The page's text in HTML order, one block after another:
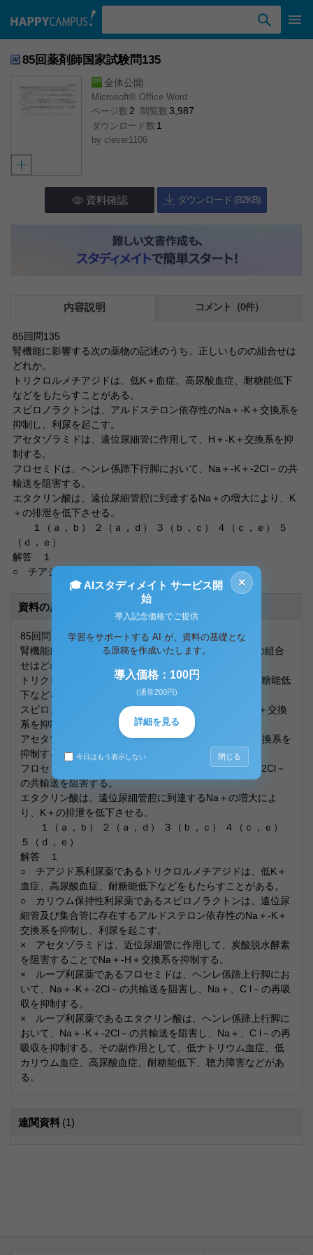
85回薬剤師国家試験問135
全体公開
Microsoft® Office Word
ページ数 2 閲覧数 3,987
ダウンロード数 1
by clever1106
資料確認 ダウンロード (82KB)
内容説明 コメント（0件）
85回問135
腎機能に影響する次の薬物の記述のうち、正しいものの組合せは
どれか。
トリクロルメチアジドは、低K＋血症、高尿酸血症、耐糖能低下
などをもたらすことがある。
スピロノラクトンは、アルドステロン依存性のNa＋-K＋交換系を
抑制し、利尿を起こす。
アセタゾラミドは、遠位尿細管に作用して、H＋-K＋交換系を抑
制する。
フロセミドは、ヘンレ係蹄下行脚において、Na＋-K＋-2Cl－の共
輸送を阻害する。
エタクリン酸は、遠位尿細管腔に到達するNa＋の増大により、K
＋の排泄を低下させる。
１（ａ，ｂ） ２（ａ，ｄ） ３（ｂ，ｃ） ４（ｃ，ｅ） ５
（ｄ，ｅ）
解答 １
○ チアジド系利尿薬で
資料の原本内容
85回問135
腎機能に影響する次の薬物の記述のうち、正しいものの組合
せはどれか。
トリクロルメチアジドは、低K＋血症、高尿酸血症、耐糖能低
下などをもたらすことがある。
スピロノラクトンは、アルドステロン依存性のNa＋-K＋交換
系を抑制し、利尿を起こす。
アセタゾラミドは、遠位尿細管に作用して、H＋-K＋交換系を
抑制する。
フロセミドは、ヘンレ係蹄下行脚において、Na＋-K＋-2Cl－
の共輸送を阻害する。
エタクリン酸は、遠位尿細管腔に到達するNa＋の増大によ
り、K＋の排泄を低下させる。
１（ａ，ｂ） ２（ａ，ｄ） ３（ｂ，ｃ） ４（ｃ，ｅ）
５（ｄ，ｅ）
解答 １
○ チアジド系利尿薬であるトリクロルメチアジドは、低K＋
血症、高尿酸血症、耐糖能低下などをもたらすことがある。
○ カリウム保持性利尿薬であるスピロノラクトンは、遠位尿
細管及び集合管に存在するアルドステロン依存性のNa＋-K＋
交換系を抑制し、利尿を起こす。
× アセタゾラミドは、近位尿細管に作用して、炭酸脱水酵素
を阻害することでNa＋-H＋交換系を抑制する。
× ループ利尿薬であるフロセミドは、ヘンレ係蹄上行脚にお
いて、Na＋-K＋-2Cl－の共輸送を阻害し、Na＋、C l－の再吸
収を抑制する。
× ループ利尿薬であるエタクリン酸は、ヘンレ係蹄上行脚に
おいて、Na＋-K＋-2Cl－の共輸送を阻害し、Na＋、C l－の再
吸収を抑制する。その副作用として、低ナトリウム血症、低
カリウム血症、高尿酸血症、耐糖能低下、聴力障害などがあ
る。
連関資料 (1)
×
🎓 AIスタディメイト サービス開
始
導入記念価格でご提供
学習をサポートする AI が、資料の基礎とな
る原稿を作成いたします。
導入価格：100円
(通常200円)
詳細を見る
今日はもう表示しない 閉じる